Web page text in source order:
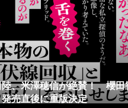
、米澤穂信が絶賛！ 櫻田
売直後に重版決定